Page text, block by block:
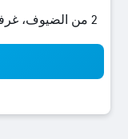
2 من الضيوف، غرفة واحدة